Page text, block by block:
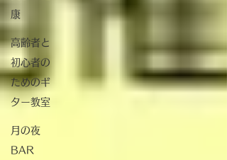
康
高齢者と
初心者の
ためのギ
ター教室
月の夜
BAR